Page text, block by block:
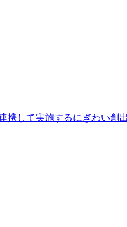
して実施するにぎわい創